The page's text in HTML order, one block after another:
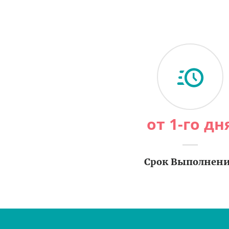
от 1-го
Срок